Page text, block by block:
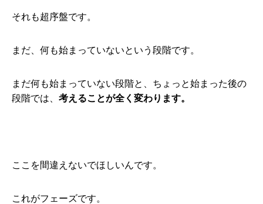
それも超序盤です。
まだ、何も始まっていないという段階です。
まだ何も始まっていない段階と、ちょっと始まった後の
段階では、 考えることが全く変わります。
ここを間違えないでほしいんです。
これがフェーズです。